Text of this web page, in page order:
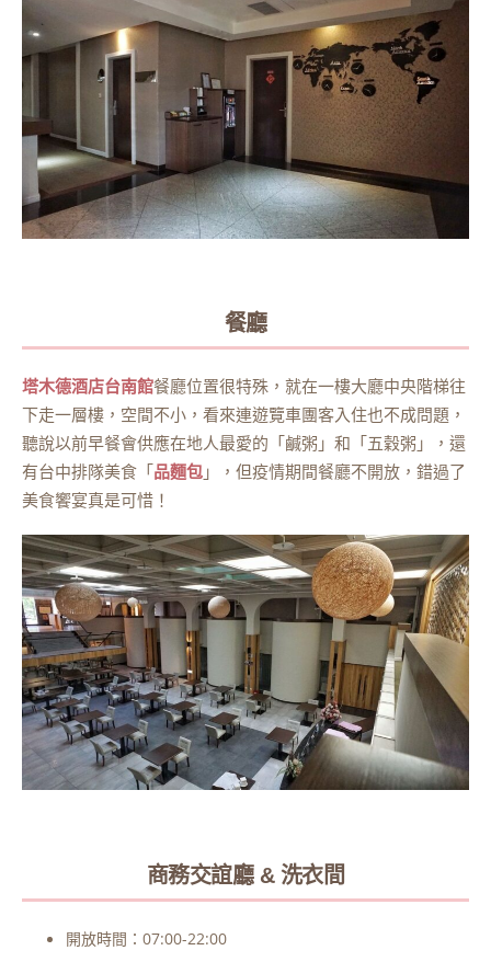
餐廳
塔木德酒店台南館餐廳位置很特殊，就在一樓大廳中央階梯往
下走一層樓，空間不小，看來連遊覽車團客入住也不成問題，
聽說以前早餐會供應在地人最愛的「鹹粥」和「五穀粥」，還
有台中排隊美食「品麵包 」，但疫情期間餐廳不開放，錯過了
美食饗宴真是可惜！
商務交誼廳 & 洗衣間
開放時間：07:00-22:00